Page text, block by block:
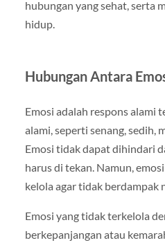
hubungan yang sehat, serta
hidup.
Hubungan Antara
Emosi adalah respons alami
alami, seperti senang, sedih,
Emosi tidak dapat dihindari
harus di tekan. Namun,
kelola agar tidak berdampak
Emosi yang tidak terkelola
berkepanjangan atau